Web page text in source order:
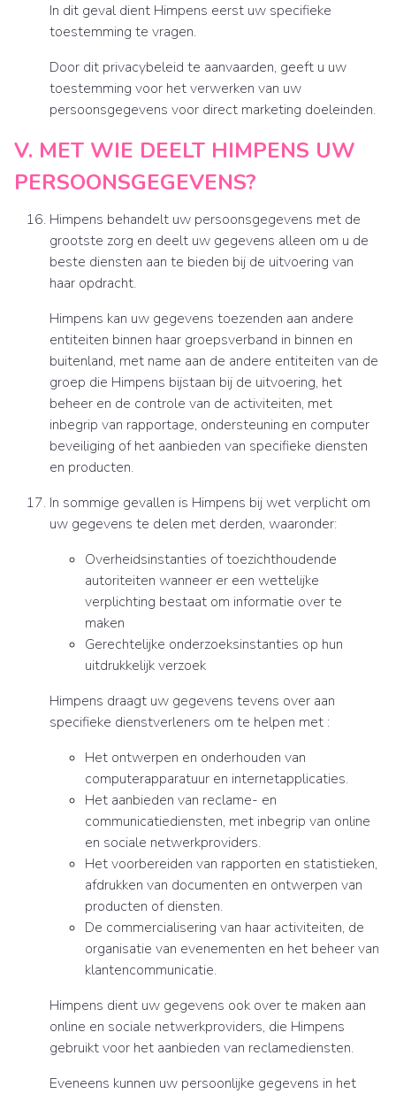
In dit geval dient Himpens eerst uw specifieke
toestemming te vragen.
Door dit privacybeleid te aanvaarden, geeft u uw
toestemming voor het verwerken van uw
persoonsgegevens voor direct marketing doeleinden.
V. MET WIE DEELT HIMPENS UW
PERSOONSGEGEVENS?
Himpens behandelt uw persoonsgegevens met de
grootste zorg en deelt uw gegevens alleen om u de
beste diensten aan te bieden bij de uitvoering van
haar opdracht.
Himpens kan uw gegevens toezenden aan andere
entiteiten binnen haar groepsverband in binnen en
buitenland, met name aan de andere entiteiten van de
groep die Himpens bijstaan bij de uitvoering, het
beheer en de controle van de activiteiten, met
inbegrip van rapportage, ondersteuning en computer
beveiliging of het aanbieden van specifieke diensten
en producten.
In sommige gevallen is Himpens bij wet verplicht om
uw gegevens te delen met derden, waaronder:
Overheidsinstanties of toezichthoudende
autoriteiten wanneer er een wettelijke
verplichting bestaat om informatie over te
maken
Gerechtelijke onderzoeksinstanties op hun
uitdrukkelijk verzoek
Himpens draagt uw gegevens tevens over aan
specifieke dienstverleners om te helpen met :
Het ontwerpen en onderhouden van
computerapparatuur en internetapplicaties.
Het aanbieden van reclame- en
communicatiediensten, met inbegrip van online
en sociale netwerkproviders.
Het voorbereiden van rapporten en statistieken,
afdrukken van documenten en ontwerpen van
producten of diensten.
De commercialisering van haar activiteiten, de
organisatie van evenementen en het beheer van
klantencommunicatie.
Himpens dient uw gegevens ook over te maken aan
online en sociale netwerkproviders, die Himpens
gebruikt voor het aanbieden van reclamediensten.
Eveneens kunnen uw persoonlijke gegevens in het